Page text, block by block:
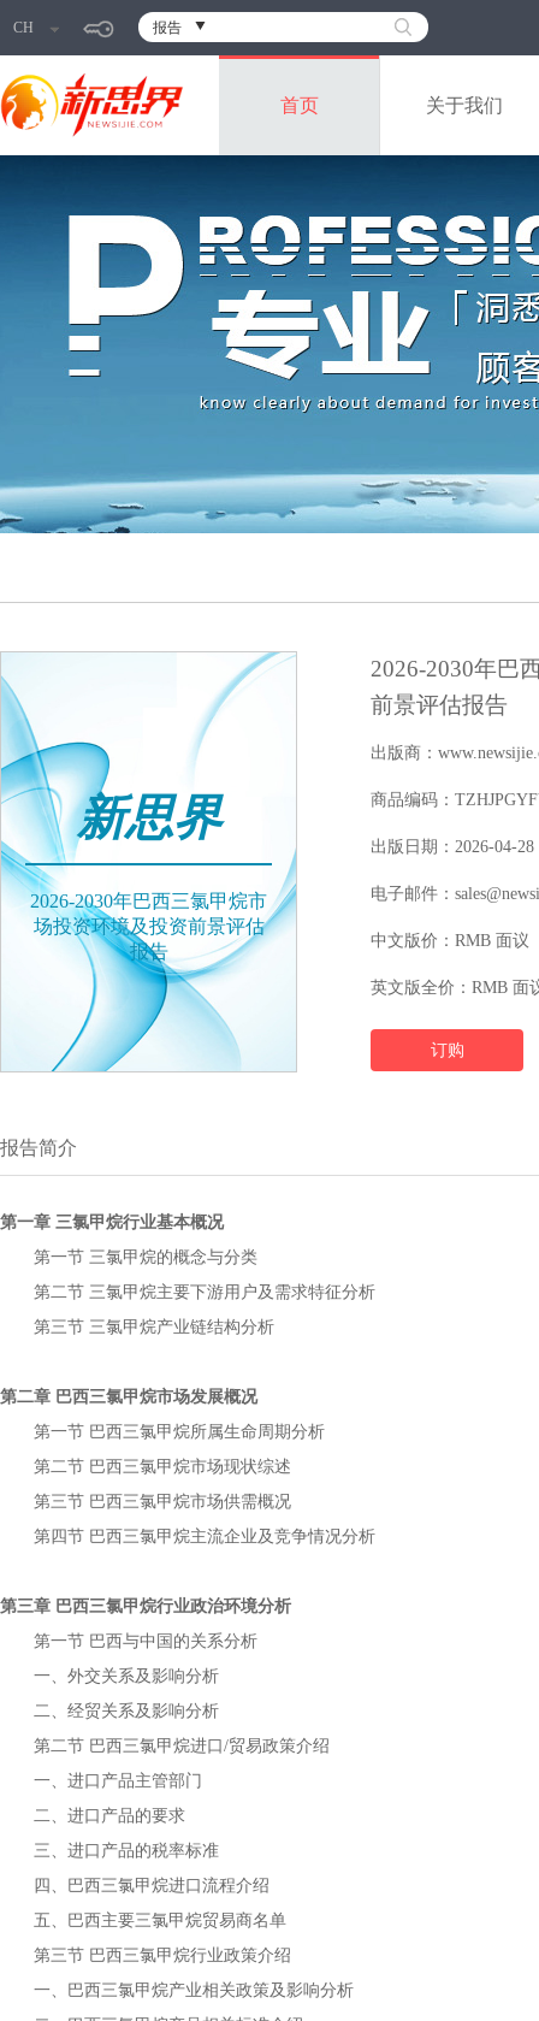
CH 报告
首页 关于我们
新思界
2026-2030年巴西三氯甲烷市
场投资环境及投资前景评估
报告
2026-2030年巴
前景评估报告
出版商：
商品编码：
出版日期：2026-04-28
电子邮件：
中文版价：RMB 面议
英文版全价：RMB 面
订购
报告简介
第一章 三氯甲烷行业基本概况
第一节 三氯甲烷的概念与分类
第二节 三氯甲烷主要下游用户及需求特征分析
第三节 三氯甲烷产业链结构分析
第二章 巴西三氯甲烷市场发展概况
第一节 巴西三氯甲烷所属生命周期分析
第二节 巴西三氯甲烷市场现状综述
第三节 巴西三氯甲烷市场供需概况
第四节 巴西三氯甲烷主流企业及竞争情况分析
第三章 巴西三氯甲烷行业政治环境分析
第一节 巴西与中国的关系分析
一、外交关系及影响分析
二、经贸关系及影响分析
第二节 巴西三氯甲烷进口/贸易政策介绍
一、进口产品主管部门
二、进口产品的要求
三、进口产品的税率标准
四、
巴西三氯甲烷进口流程介绍
五、
巴西 主要三氯甲烷贸易商名单
第三节 巴西三氯甲烷行业政策介绍
一、
巴西三氯甲烷产业相关政策及影响分析